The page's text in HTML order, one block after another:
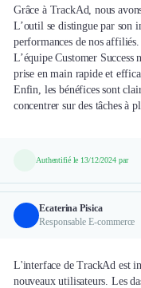
Grâce à TrackAd, nous
L’outil se distingue par son
performances de nos affiliés.
L’équipe Customer
prise en main rapide et
Enfin, les bénéfices sont
concentrer sur des tâches à
Authentifié le 13/12/2024 par
Ecaterina Pisica
Responsable E-commerce
L'interface de TrackAd est
nouveaux utilisateurs. Les